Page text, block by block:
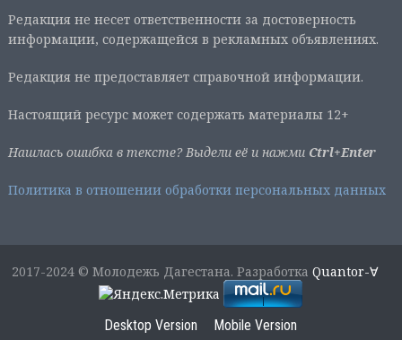
Редакция не несет ответственности за достоверность
информации, содержащейся в рекламных объявлениях.
Редакция не предоставляет справочной информации.
Настоящий ресурс может содержать материалы 12+
Нашлась ошибка в тексте? Выдели её и нажми Ctrl+Enter
Политика в отношении обработки персональных данных
2017-2024 © Молодежь Дагестана. РазработкаQuantor-∀
Desktop Version Mobile Version